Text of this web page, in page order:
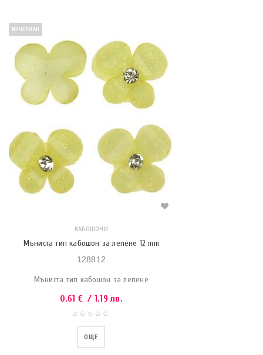
ИЗЧЕРПАН
КАБОШОНИ
Мъниста тип кабошон за лепене 12 mm
128812
Мъниста тип кабошон за лепене
0.61 € / 1.19 лв.
ОЩЕ